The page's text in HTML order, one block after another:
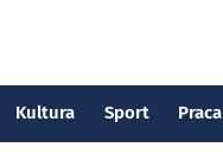
Kultura Sport Praca